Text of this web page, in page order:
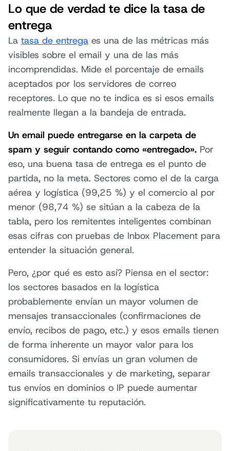
Lo que de verdad te dice la tasa de
entrega
La tasa de entrega es una de las métricas más
visibles sobre el email y una de las más
incomprendidas. Mide el porcentaje de emails
aceptados por los servidores de correo
receptores. Lo que no te indica es si esos emails
realmente llegan a la bandeja de entrada.
Un email puede entregarse en la carpeta de
spam y seguir contando como «entregado». Por
eso, una buena tasa de entrega es el punto de
partida, no la meta. Sectores como el de la carga
aérea y logística (99,25 %) y el comercio al por
menor (98,74 %) se sitúan a la cabeza de la
tabla, pero los remitentes inteligentes combinan
esas cifras con pruebas de Inbox Placement para
entender la situación general.
Pero, ¿por qué es esto así? Piensa en el sector:
los sectores basados en la logística
probablemente envían un mayor volumen de
mensajes transaccionales (confirmaciones de
envío, recibos de pago, etc.) y esos emails tienen
de forma inherente un mayor valor para los
consumidores. Si envías un gran volumen de
emails transaccionales y de marketing, separar
tus envíos en dominios o IP puede aumentar
significativamente tu reputación.